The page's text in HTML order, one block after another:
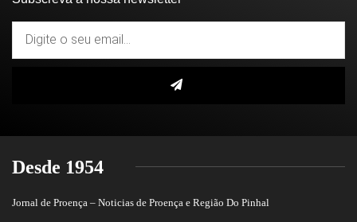
Desde 1954
Jornal de Proença – Noticias de Proença e Região Do Pinhal